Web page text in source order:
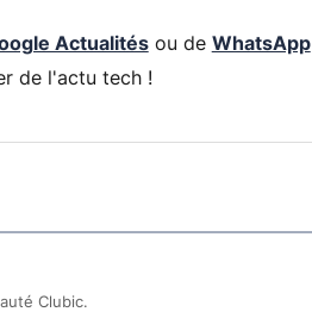
Actualitésou de WhatsApp
de l'actu tech !
Clubic.